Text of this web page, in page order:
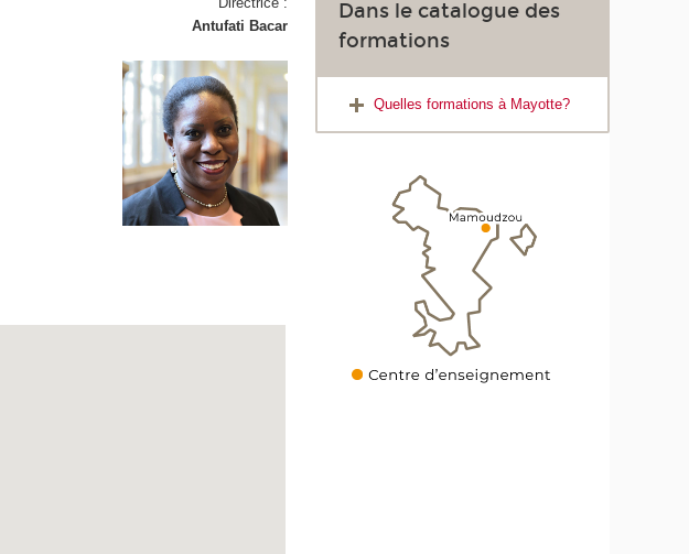
Antufati Bacar
Dans le catalogue des
formations
Quelles formations à Mayotte?